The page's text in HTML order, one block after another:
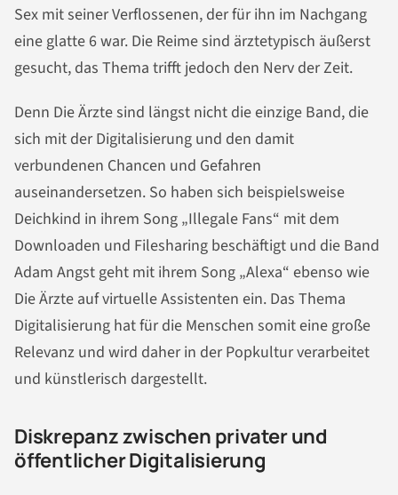
Sex mit seiner Verflossenen, der für ihn im Nachgang
eine glatte 6 war. Die Reime sind ärztetypisch äußerst
gesucht, das Thema trifft jedoch den Nerv der Zeit.
Denn Die Ärzte sind längst nicht die einzige Band, die
sich mit der Digitalisierung und den damit
verbundenen Chancen und Gefahren
auseinandersetzen. So haben sich beispielsweise
Deichkind in ihrem Song „Illegale Fans“ mit dem
Downloaden und Filesharing beschäftigt und die Band
Adam Angst geht mit ihrem Song „Alexa“ ebenso wie
Die Ärzte auf virtuelle Assistenten ein. Das Thema
Digitalisierung hat für die Menschen somit eine große
Relevanz und wird daher in der Popkultur verarbeitet
und künstlerisch dargestellt.
Diskrepanz zwischen privater und
öffentlicher Digitalisierung